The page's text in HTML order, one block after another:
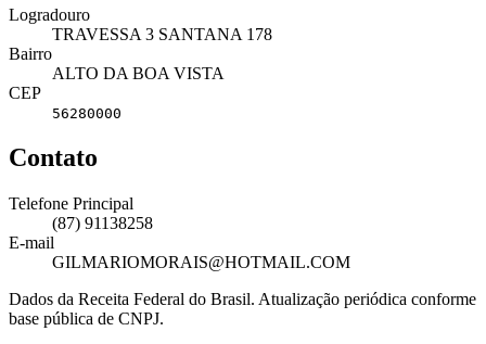
Logradouro
TRAVESSA 3 SANTANA 178
Bairro
ALTO DA BOA VISTA
CEP
56280000
Contato
Telefone Principal
(87) 91138258
E-mail
GILMARIOMORAIS@HOTMAIL.COM
Dados da Receita Federal do Brasil. Atualização periódica conforme
base pública de CNPJ.